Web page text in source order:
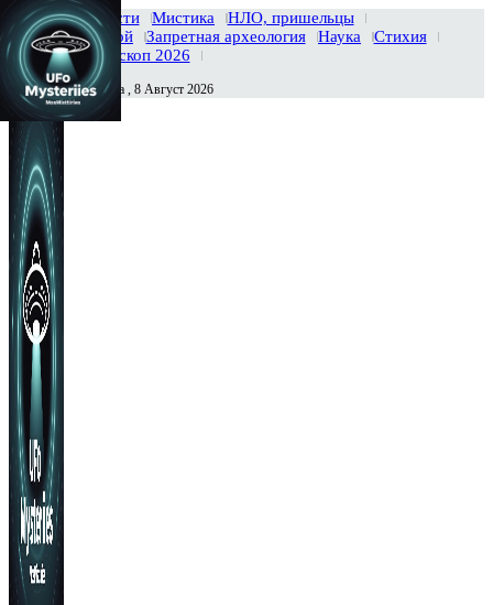
Главная Новости Мистика
НЛО, пришельцы
Тайны вселенной
Запретная археология Наука
Стихия
История
Гороскоп 2026
Сегодня Суббота , 8 Август 2026